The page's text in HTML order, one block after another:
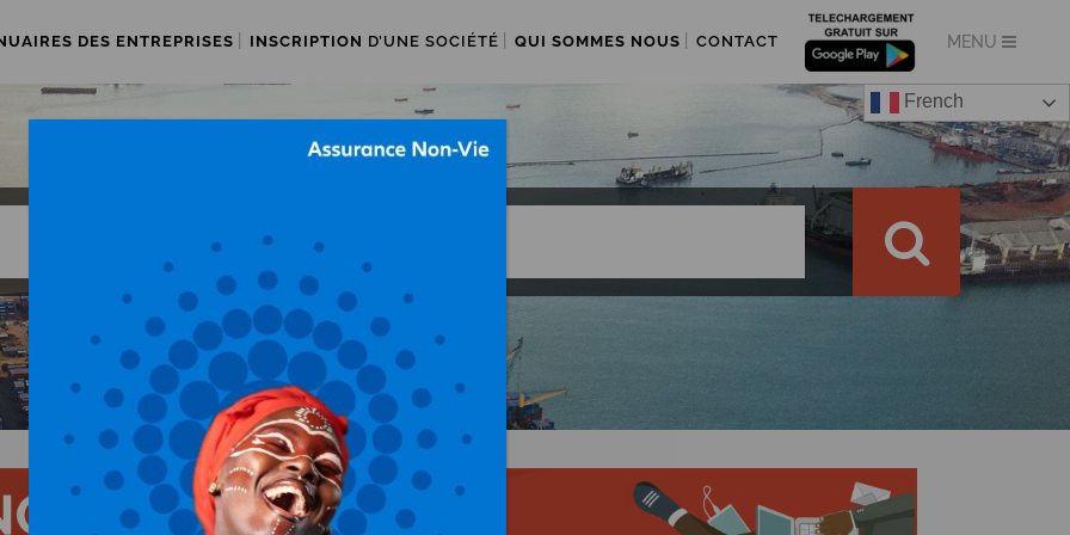
DES ENTREPRISES INSCRIPTION D’UNE SOCIÉTÉ QUI SOMMES NOUS CONTACT
French